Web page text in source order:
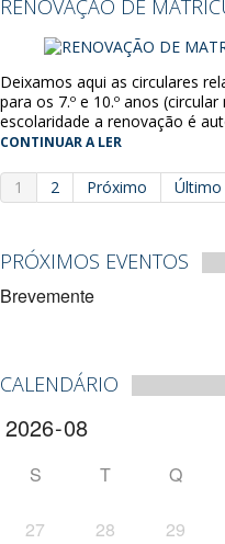
RENOVAÇÃO DE
Deixamos aqui as circulares
para os 7.º e 10.º anos
escolaridade a renovação é
CONTINUAR A LER
1 2 Próximo Último
PRÓXIMOS EVENTOS
Brevemente
CALENDÁRIO
S T Q
27 28 29